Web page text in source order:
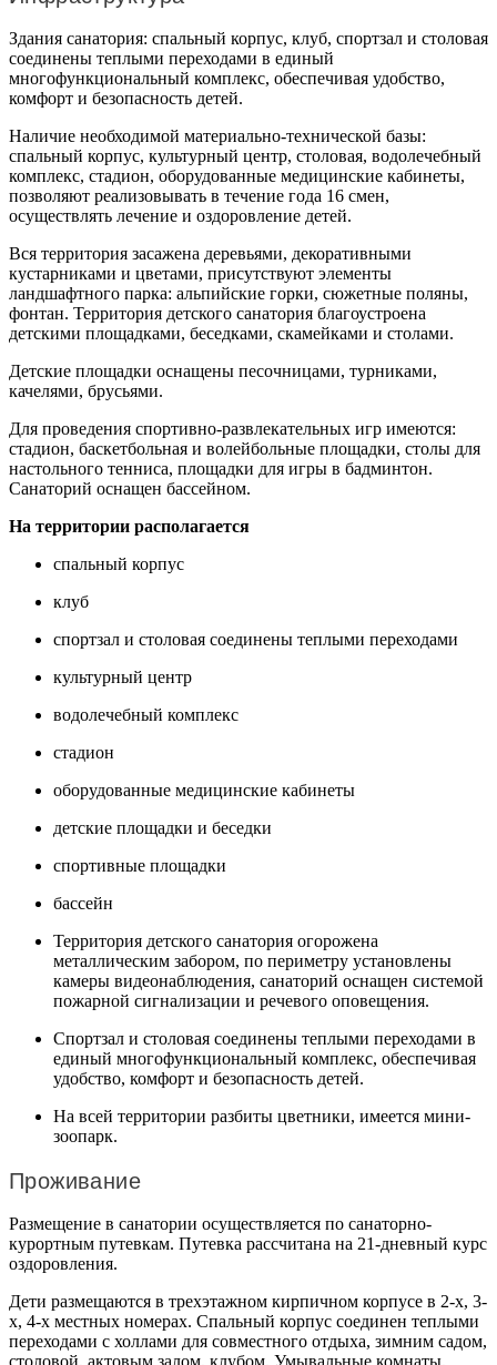
Здания санатория: спальный корпус, клуб, спортзал и столовая
соединены теплыми переходами в единый
многофункциональный комплекс, обеспечивая удобство,
комфорт и безопасность детей.
Наличие необходимой материально-технической базы:
спальный корпус, культурный центр, столовая, водолечебный
комплекс, стадион, оборудованные медицинские кабинеты,
позволяют реализовывать в течение года 16 смен,
осуществлять лечение и оздоровление детей.
Вся территория засажена деревьями, декоративными
кустарниками и цветами, присутствуют элементы
ландшафтного парка: альпийские горки, сюжетные поляны,
фонтан. Территория детского санатория благоустроена
детскими площадками, беседками, скамейками и столами.
Детские площадки оснащены песочницами, турниками,
качелями, брусьями.
Для проведения спортивно-развлекательных игр имеются:
стадион, баскетбольная и волейбольные площадки, столы для
настольного тенниса, площадки для игры в бадминтон.
Санаторий оснащен бассейном.
На территории располагается
спальный корпус
клуб
спортзал и столовая соединены теплыми переходами
культурный центр
водолечебный комплекс
стадион
оборудованные медицинские кабинеты
детские площадки и беседки
спортивные площадки
бассейн
Территория детского санатория огорожена
металлическим забором, по периметру установлены
камеры видеонаблюдения, санаторий оснащен системой
пожарной сигнализации и речевого оповещения.
Спортзал и столовая соединены теплыми переходами в
единый многофункциональный комплекс, обеспечивая
удобство, комфорт и безопасность детей.
На всей территории разбиты цветники, имеется мини-
зоопарк.
Проживание
Размещение в санатории осуществляется по санаторно-
курортным путевкам. Путевка рассчитана на 21-дневный курс
оздоровления.
Дети размещаются в трехэтажном кирпичном корпусе в 2-х, 3-
х, 4-х местных номерах. Спальный корпус соединен теплыми
переходами с холлами для совместного отдыха, зимним садом,